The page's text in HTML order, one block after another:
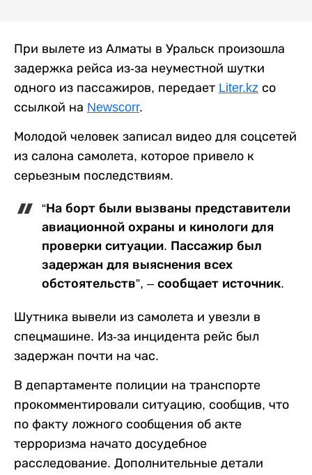
При вылете из Алматы в Уральск произошла
задержка рейса из-за неуместной шутки
одного из пассажиров, передает Liter.kz со
ссылкой на Newscorr.
Молодой человек записал видео для соцсетей
из салона самолета, которое привело к
серьезным последствиям.
“На борт были вызваны представители
авиационной охраны и кинологи для
проверки ситуации. Пассажир был
задержан для выяснения всех
обстоятельств”, – сообщает источник.
Шутника вывели из самолета и увезли в
спецмашине. Из-за инцидента рейс был
задержан почти на час.
В департаменте полиции на транспорте
прокомментировали ситуацию, сообщив, что
по факту ложного сообщения об акте
терроризма начато досудебное
расследование. Дополнительные детали